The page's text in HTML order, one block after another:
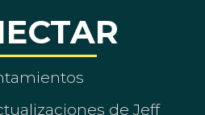
de Jeff